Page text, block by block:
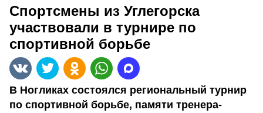
Спортсмены из Углегорска
участвовали в турнире по
спортивной борьбе
В Ногликах состоялся региональный турнир
по спортивной борьбе, памяти тренера-